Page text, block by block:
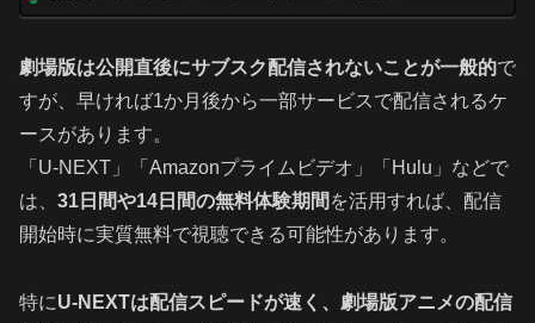
劇場版は公開直後にサブスク配信されないことが一般的で
すが、早ければ1か月後から一部サービスで配信されるケ
ースがあります。
「U-NEXT」「Amazonプライムビデオ」「Hulu」などで
は、 31日間や14日間の無料体験期間 を活用すれば、配信
開始時に実質無料で視聴できる可能性があります。
特にU-NEXTは配信スピードが速く、劇場版アニメの配信